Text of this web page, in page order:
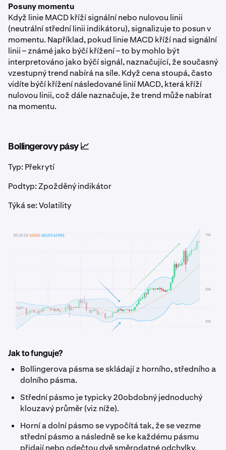
Posuny momentu
Když linie MACD kříží signální nebo nulovou linii
(neutrální střední linii indikátoru), signalizuje to posun v
momentu. Například, pokud linie MACD kříží nad signální
linii – známé jako býčí křížení – to by mohlo být
interpretováno jako býčí signál, naznačující, že současný
vzestupný trend nabírá na síle. Když cena stoupá, často
vidíte býčí křížení následované linií MACD, která kříží
nulovou linii, což dále naznačuje, že trend může nabírat
na momentu.
Bollingerovy pásy 📈
Typ: Překrytí
Podtyp: Zpožděný indikátor
Týká se: Volatility
Jak to funguje?
Bollingerova pásma se skládají z horního, středního a
dolního pásma.
Střední pásmo je typicky 20obdobný jednoduchý
klouzavý průměr (viz níže).
Horní a dolní pásmo se vypočítá tak, že se vezme
střední pásmo a následně se ke každému pásmu
přidají nebo odečtou dvě směrodatné odchylky.